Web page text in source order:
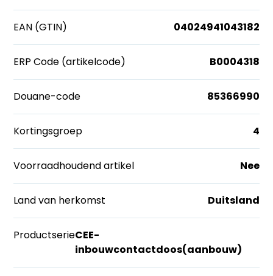
EAN (GTIN) 04024941043182
ERP Code (artikelcode) B0004318
Douane-code 85366990
Kortingsgroep 4
Voorraadhoudend artikel Nee
Land van herkomst Duitsland
ProductserieCEE-
inbouwcontactdoos(aanbouw)